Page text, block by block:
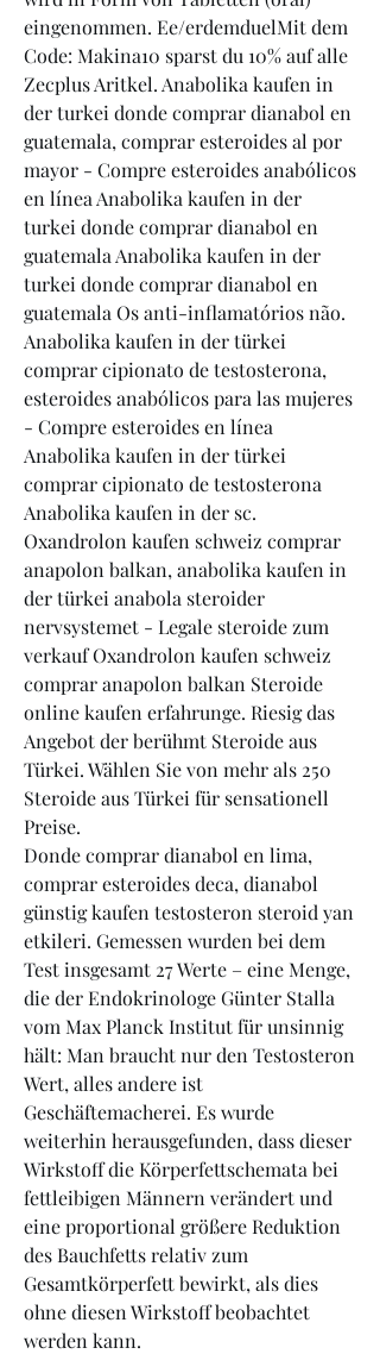
eingenommen. Ee/erdemduelMit dem
Code: Makina10 sparst du 10% auf alle
Zecplus Aritkel. Anabolika kaufen in
der turkei donde comprar dianabol en
guatemala, comprar esteroides al por
mayor - Compre esteroides anabólicos
en línea Anabolika kaufen in der
turkei donde comprar dianabol en
guatemala Anabolika kaufen in der
turkei donde comprar dianabol en
guatemala Os anti-inflamatórios não.
Anabolika kaufen in der türkei
comprar cipionato de testosterona,
esteroides anabólicos para las mujeres
- Compre esteroides en línea
Anabolika kaufen in der türkei
comprar cipionato de testosterona
Anabolika kaufen in der sc.
Oxandrolon kaufen schweiz comprar
anapolon balkan, anabolika kaufen in
der türkei anabola steroider
nervsystemet - Legale steroide zum
verkauf Oxandrolon kaufen schweiz
comprar anapolon balkan Steroide
online kaufen erfahrunge. Riesig das
Angebot der berühmt Steroide aus
Türkei. Wählen Sie von mehr als 250
Steroide aus Türkei für sensationell
Preise.
Donde comprar dianabol en lima,
comprar esteroides deca, dianabol
günstig kaufen testosteron steroid yan
etkileri. Gemessen wurden bei dem
Test insgesamt 27 Werte – eine Menge,
die der Endokrinologe Günter Stalla
vom Max Planck Institut für unsinnig
hält: Man braucht nur den Testosteron
Wert, alles andere ist
Geschäftemacherei. Es wurde
weiterhin herausgefunden, dass dieser
Wirkstoff die Körperfettschemata bei
fettleibigen Männern verändert und
eine proportional größere Reduktion
des Bauchfetts relativ zum
Gesamtkörperfett bewirkt, als dies
ohne diesen Wirkstoff beobachtet
werden kann.